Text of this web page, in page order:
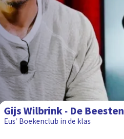
Gijs Wilbrink - De Beesten
Eus' Boekenclub in de klas
10:55